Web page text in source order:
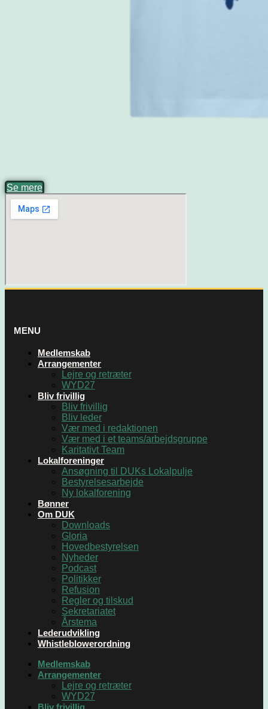
Se mere
MENU
Medlemskab
Arrangementer
Lejre og retræter
WYD27
Bliv frivillig
Bliv frivillig
Bliv leder
Vær med i redaktionen
Vær med i et teams/arbejdsgruppe
Karitativt Team
Lokalforeninger
Ansøgning til DUKs Lokalpulje
Bestyrelsesarbejde
Ny lokalforening
Bønner
Om DUK
Downloads
Gloria
Hovedbestyrelsen
Nyheder
Podcast
Politikker
Refusion
Regler og tilskud
Sekretariatet
Årstema
Lederudvikling
Whistleblowerordning
Medlemskab
Arrangementer
Lejre og retræter
WYD27
Bliv frivillig